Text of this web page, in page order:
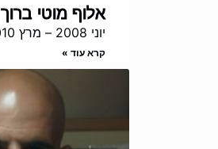
אלוף מוטי ברוך
יוני 2008 – מרץ 2010*
קרא עוד »